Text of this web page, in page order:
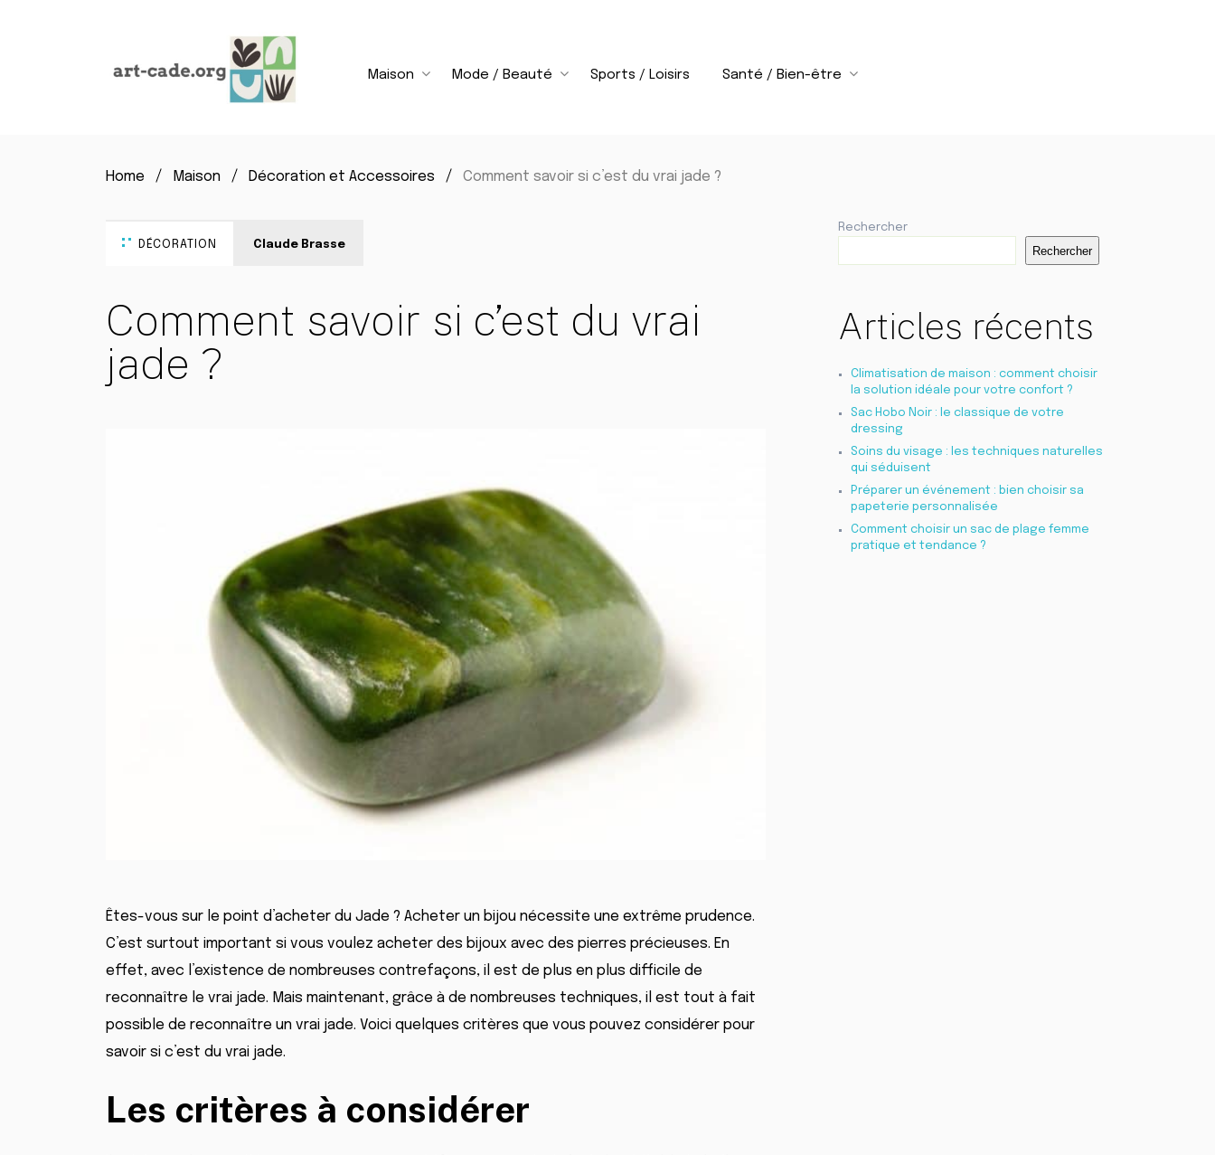
Maison Mode / Beauté Sports / Loisirs Santé / Bien-être
Home Maison Décoration et Accessoires Comment savoir si c’est du vrai jade ?
DÉCORATION Claude Brasse
Comment savoir si c’est du vrai
jade ?
Êtes-vous sur le point d’acheter du Jade ? Acheter un bijou nécessite une extrême prudence.
C’est surtout important si vous voulez acheter des bijoux avec des pierres précieuses. En
effet, avec l’existence de nombreuses contrefaçons, il est de plus en plus difficile de
reconnaître le vrai jade. Mais maintenant, grâce à de nombreuses techniques, il est tout à fait
possible de reconnaître un vrai jade. Voici quelques critères que vous pouvez considérer pour
savoir si c’est du vrai jade.
Les critères à considérer
Rechercher
Rechercher
Articles récents
Climatisation de maison : comment choisir
la solution idéale pour votre confort ?
Sac Hobo Noir : le classique de votre
dressing
Soins du visage : les techniques naturelles
qui séduisent
Préparer un événement : bien choisir sa
papeterie personnalisée
Comment choisir un sac de plage femme
pratique et tendance ?